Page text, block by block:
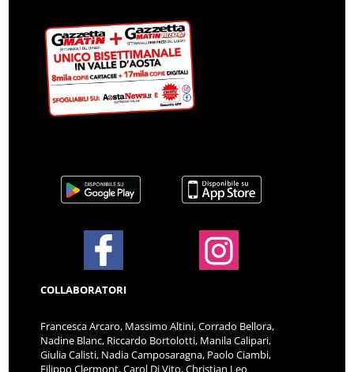
COLLABORATORI
Francesca Arcaro, Massimo Altini, Corrado Bellora,
Nadine Blanc, Riccardo Bortolotti, Manila Calipari,
Giulia Calisti, Nadia Camposaragna, Paolo Ciambi,
Filippo Clermont, Carol Di Vito, Christian Leo